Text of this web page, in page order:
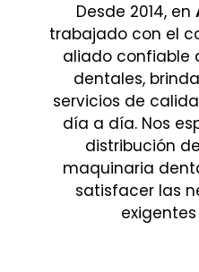
Desde 2014, en
trabajado con el
aliado confiable
dentales,
servicios de
día a día. Nos
distribución
maquinaria
satisfacer las